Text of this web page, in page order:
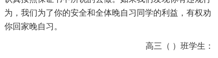
为，我们为了你的安全和全体晚自习同学的利益，有权劝
你回家晚自习。
高三（ ）班学生：